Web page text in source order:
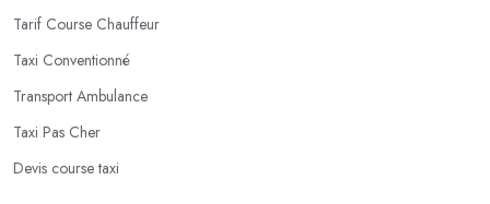
Tarif Course Chauffeur
Taxi Conventionné
Transport Ambulance
Taxi Pas Cher
Devis course taxi